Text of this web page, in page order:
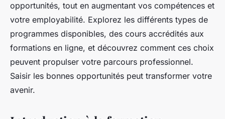
opportunités, tout en augmentant vos compétences et
votre employabilité. Explorez les différents types de
programmes disponibles, des cours accrédités aux
formations en ligne, et découvrez comment ces choix
peuvent propulser votre parcours professionnel.
Saisir les bonnes opportunités peut transformer votre
avenir.